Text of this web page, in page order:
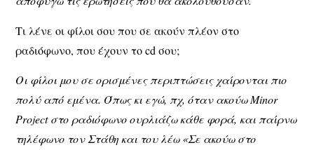
Τι λένε οι φίλοι σου που σε ακούν πλέον στο
ραδιόφωνο, που έχουν το cd σου;
Οι φίλοι μου σε ορισμένες περιπτώσεις χαίρονται πιο
πολύ από εμένα. Όπως κι εγώ, πχ, όταν ακούω Minor
Project στο ραδιόφωνο ουρλιάζω κάθε φορά, και παίρνω
τηλέφωνο τον Στάθη και του λέω «Σε ακούω στο